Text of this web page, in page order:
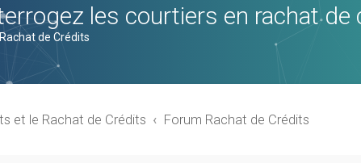
les courtiers en rachat de
de Crédits
et le Rachat de Crédits Forum Rachat de Crédits